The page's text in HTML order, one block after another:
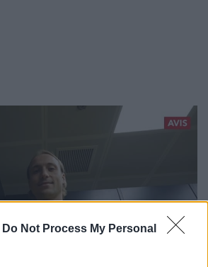
Do Not Process My Personal